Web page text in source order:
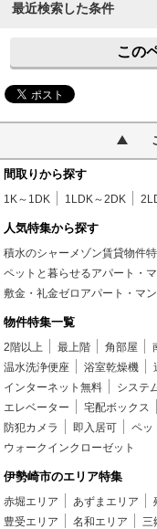
最近検索した条件
この
間取りから探す
1K～1DK 1LDK～2DK
人気特集から探す
積水のシャーメゾン賃貸物件
ペットと暮らせるアパート・
敷金・礼金ゼロアパート・マ
物件特集一覧
2階以上 最上階 角部屋
温水洗浄便座
浴室乾燥機
インターネット無料
システ
エレベーター
宅配ボックス
防犯カメラ
即入居可 ペッ
ウォークインクローゼット
伊勢崎市のエリア特集
赤堀エリア あずまエリア
豊受エリア
名和エリア 三